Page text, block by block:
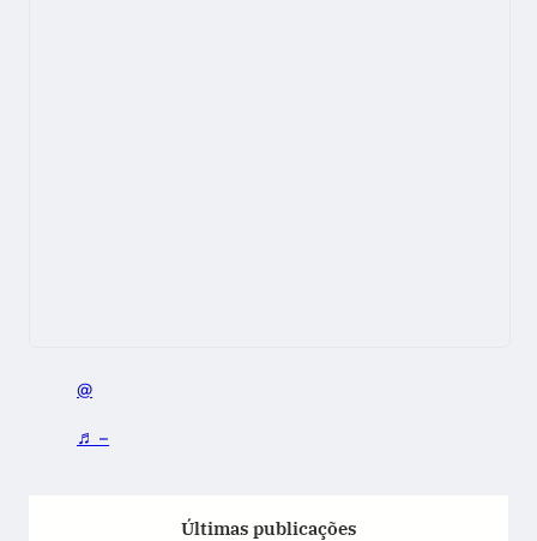
@
♬ –
Últimas publicações